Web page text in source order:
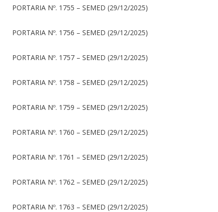
PORTARIA Nº. 1755 – SEMED (29/12/2025)
PORTARIA Nº. 1756 – SEMED (29/12/2025)
PORTARIA Nº. 1757 – SEMED (29/12/2025)
PORTARIA Nº. 1758 – SEMED (29/12/2025)
PORTARIA Nº. 1759 – SEMED (29/12/2025)
PORTARIA Nº. 1760 – SEMED (29/12/2025)
PORTARIA Nº. 1761 – SEMED (29/12/2025)
PORTARIA Nº. 1762 – SEMED (29/12/2025)
PORTARIA Nº. 1763 – SEMED (29/12/2025)